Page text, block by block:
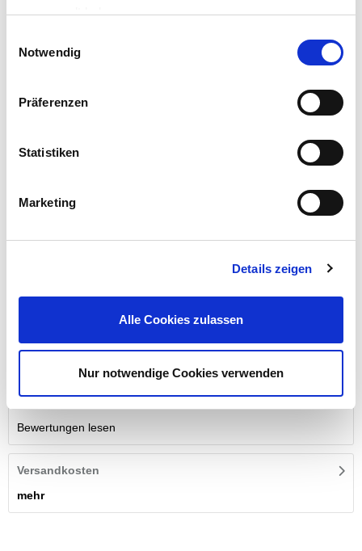
gesammelt haben.
Notwendig
Präferenzen
Statistiken
Marketing
Details zeigen
Alle Cookies zulassen
Nur notwendige Cookies verwenden
1,99 €
Bankauflagen und 1 x Tischdecke.Die Bankauflagen sind mit
einer Schaumstoff-Füllung hervorragend gepolstert, sodass
Bewertungen lesen
Versandkosten
mehr